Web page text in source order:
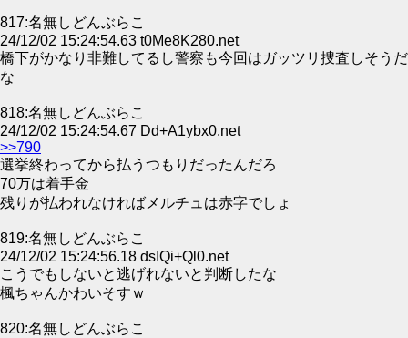
817:名無しどんぶらこ
24/12/02 15:24:54.63 t0Me8K280.net
橋下がかなり非難してるし警察も今回はガッツリ捜査しそうだ
な
818:名無しどんぶらこ
24/12/02 15:24:54.67 Dd+A1ybx0.net
>>790
選挙終わってから払うつもりだったんだろ
70万は着手金
残りが払われなければメルチュは赤字でしょ
819:名無しどんぶらこ
24/12/02 15:24:56.18 dsIQi+Ql0.net
こうでもしないと逃げれないと判断したな
楓ちゃんかわいそすｗ
820:名無しどんぶらこ